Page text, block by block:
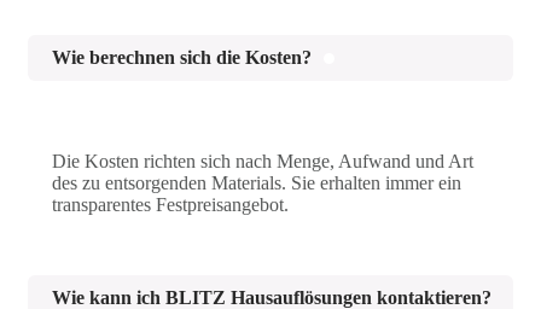
Wie berechnen sich die Kosten?
Die Kosten richten sich nach Menge, Aufwand und Art
des zu entsorgenden Materials. Sie erhalten immer ein
transparentes Festpreisangebot.
Wie kann ich BLITZ Hausauflösungen kontaktieren?